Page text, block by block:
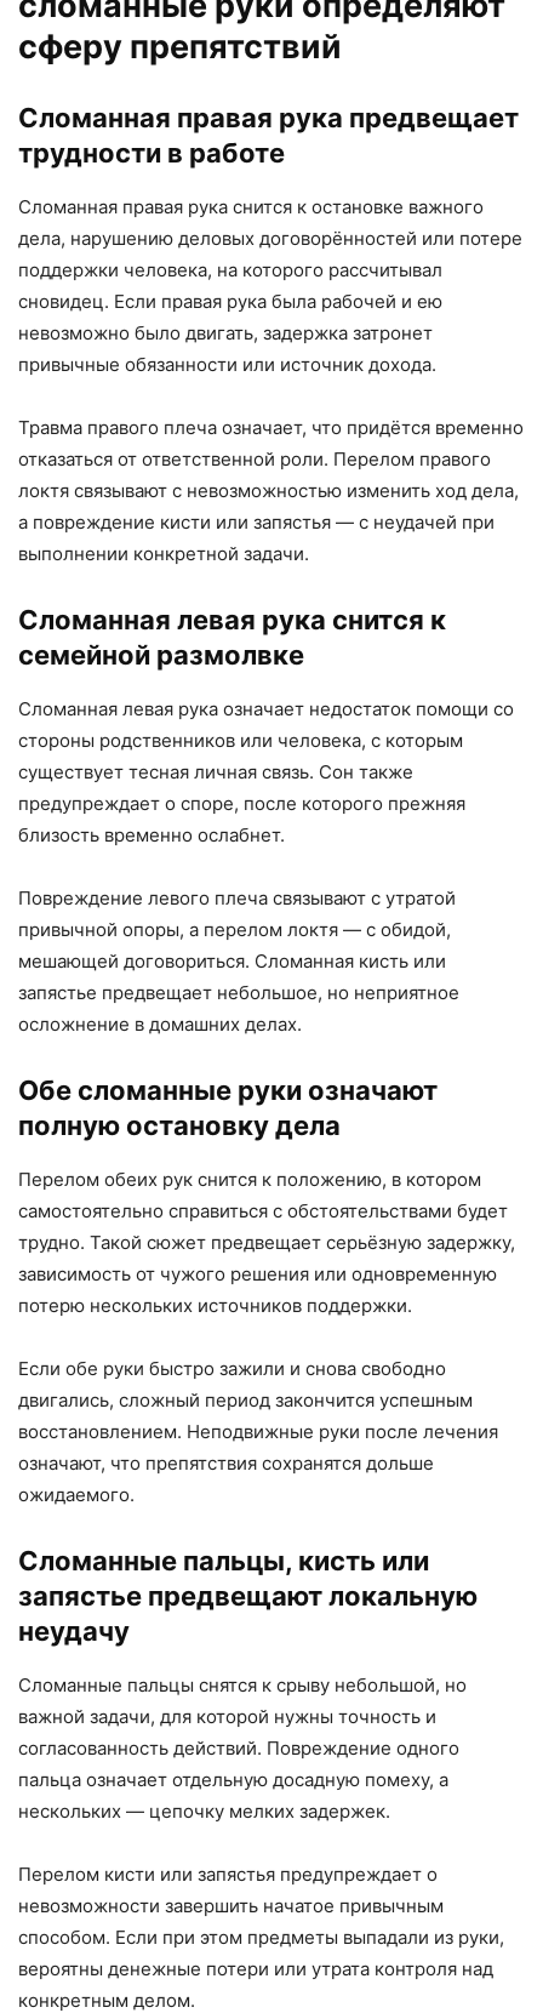
сферу препятствий
Сломанная правая рука предвещает
трудности в работе
Сломанная правая рука снится к остановке важного
дела, нарушению деловых договорённостей или потере
поддержки человека, на которого рассчитывал
сновидец. Если правая рука была рабочей и ею
невозможно было двигать, задержка затронет
привычные обязанности или источник дохода.
Травма правого плеча означает, что придётся временно
отказаться от ответственной роли. Перелом правого
локтя связывают с невозможностью изменить ход дела,
а повреждение кисти или запястья — с неудачей при
выполнении конкретной задачи.
Сломанная левая рука снится к
семейной размолвке
Сломанная левая рука означает недостаток помощи со
стороны родственников или человека, с которым
существует тесная личная связь. Сон также
предупреждает о споре, после которого прежняя
близость временно ослабнет.
Повреждение левого плеча связывают с утратой
привычной опоры, а перелом локтя — с обидой,
мешающей договориться. Сломанная кисть или
запястье предвещает небольшое, но неприятное
осложнение в домашних делах.
Обе сломанные руки означают
полную остановку дела
Перелом обеих рук снится к положению, в котором
самостоятельно справиться с обстоятельствами будет
трудно. Такой сюжет предвещает серьёзную задержку,
зависимость от чужого решения или одновременную
потерю нескольких источников поддержки.
Если обе руки быстро зажили и снова свободно
двигались, сложный период закончится успешным
восстановлением. Неподвижные руки после лечения
означают, что препятствия сохранятся дольше
ожидаемого.
Сломанные пальцы, кисть или
запястье предвещают локальную
неудачу
Сломанные пальцы снятся к срыву небольшой, но
важной задачи, для которой нужны точность и
согласованность действий. Повреждение одного
пальца означает отдельную досадную помеху, а
нескольких — цепочку мелких задержек.
Перелом кисти или запястья предупреждает о
невозможности завершить начатое привычным
способом. Если при этом предметы выпадали из руки,
вероятны денежные потери или утрата контроля над
конкретным делом.